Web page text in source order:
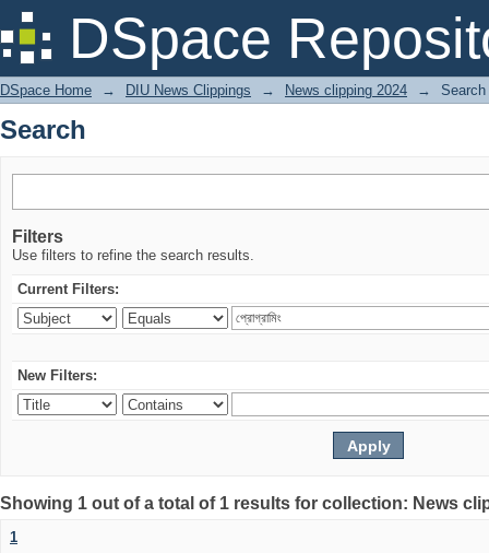
DSpace
Search
DSpace Home → DIU News Clippings → News clipping 2024 → Search
Search
Filters
Use filters to refine the search results.
Current Filters:
New Filters:
Showing 1 out of a total of 1 results for collection: News
1